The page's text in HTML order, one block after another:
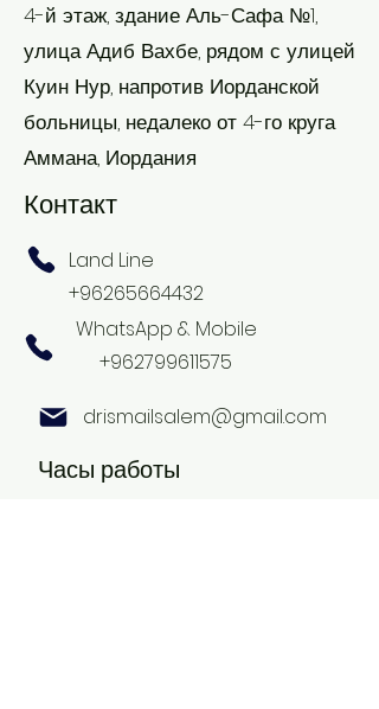
4-й этаж, здание Аль-Сафа №1,
улица Адиб Вахбе, рядом с улицей
Куин Нур, напротив Иорданской
больницы, недалеко от 4-го круга
Аммана, Иордания
Контакт
Land Line
+96265664432
WhatsApp & Mobile
+962799611575
drismailsalem@gmail.com
Часы работы